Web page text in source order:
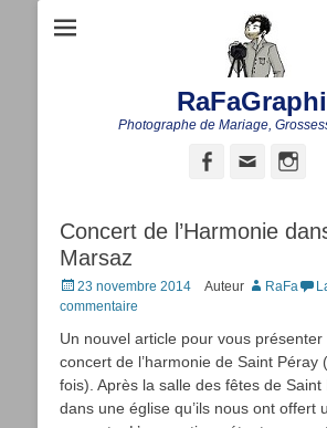
Photographe de Mariage,
Facebook
Adresse
Concert de l’Harmonie
Marsaz
Posted
on
23 novembre 2014 Auteur RaFa
commentaire
Un nouvel article pour vous présenter
concert de l’harmonie de Saint Péray
fois). Après la salle des fêtes de Saint
dans une église qu’ils nous ont offert